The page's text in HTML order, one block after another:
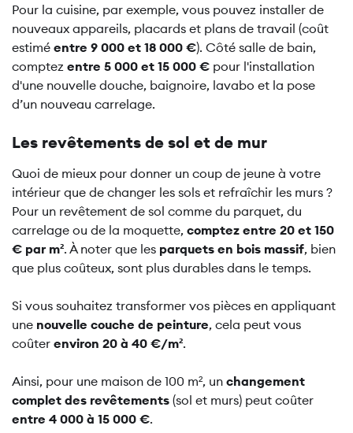
Pour la cuisine, par exemple, vous pouvez installer de
nouveaux appareils, placards et plans de travail (coût
estimé entre 9 000 et 18 000 €). Côté salle de bain,
comptez entre 5 000 et 15 000 € pour l'installation
d'une nouvelle douche, baignoire, lavabo et la pose
d’un nouveau carrelage.
Les revêtements de sol et de mur
Quoi de mieux pour donner un coup de jeune à votre
intérieur que de changer les sols et refraîchir les murs ?
Pour un revêtement de sol comme du parquet, du
carrelage ou de la moquette, comptez entre 20 et 150
€ par m². À noter que les parquets en bois massif, bien
que plus coûteux, sont plus durables dans le temps.
Si vous souhaitez transformer vos pièces en appliquant
une nouvelle couche de peinture, cela peut vous
coûter environ 20 à 40 €/m².
Ainsi, pour une maison de 100 m², un changement
complet des revêtements (sol et murs) peut coûter
entre 4 000 à 15 000 €.